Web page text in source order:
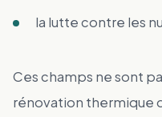
la lutte contre les
Ces champs ne sont
rénovation thermique